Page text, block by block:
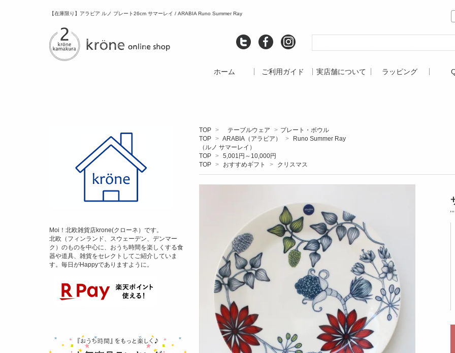
【在庫限り】アラビア ルノ プレート26cm サマーレイ / ARABIA Runo Summer Ray
ホーム ご利用ガイド 実店舗について ラッピング
TOP > テーブルウェア > プレート・ボウル
TOP > ARABIA（アラビア） >
Runo Summer Ray
（ルノ サマーレイ）
TOP > 5,001円～10,000円
TOP > おすすめギフト > クリスマス
Moi！北欧雑貨店krone(クローネ）です。
北欧（フィンランド、スウェーデン、デンマー
ク）のものを中心に、おうち時間を楽しくする食
器や道具、雑貨をセレクトしてご紹介していま
す。毎日がHappyでありますように。